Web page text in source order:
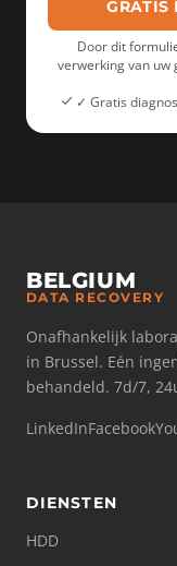
GRATIS
Door dit
verwerking van uw
✓ Gratis
BELGIUM
DATA RECOVERY
Onafhankelijk
in Brussel. Eén
behandeld. 7d/7,
LinkedInFacebook
DIENSTEN
HDD